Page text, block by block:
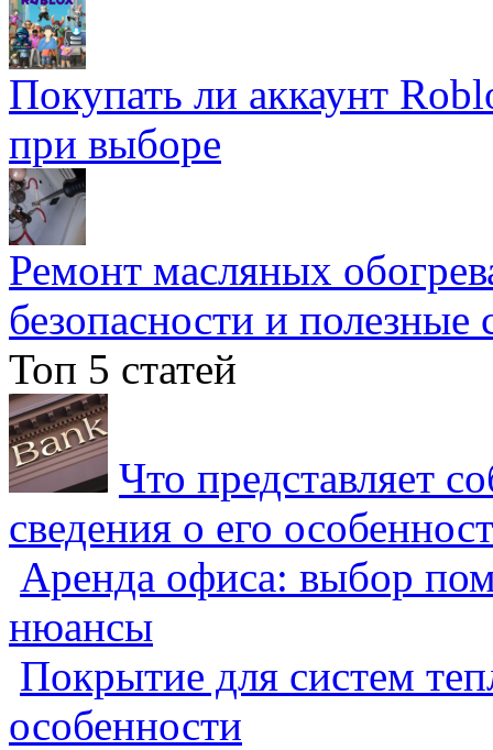
Покупать ли аккаунт
при выборе
Ремонт масляных
безопасности и полезные
Топ 5 статей
Что представляет
сведения о его
Аренда офиса: выбор
нюансы
Покрытие для систем
особенности